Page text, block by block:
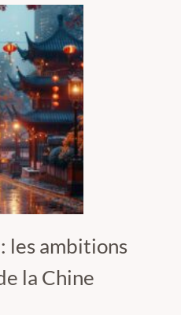
les ambitions
la Chine